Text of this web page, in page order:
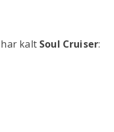
har kalt Soul Cruiser: